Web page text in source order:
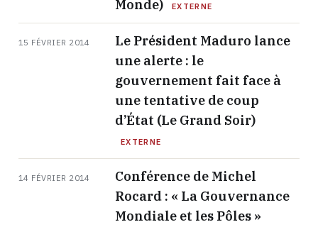
Monde) EXTERNE
15 FÉVRIER 2014
Le Président Maduro lance
une alerte : le
gouvernement fait face à
une tentative de coup
d’État (Le Grand Soir)
EXTERNE
14 FÉVRIER 2014
Conférence de Michel
Rocard : « La Gouvernance
Mondiale et les Pôles »